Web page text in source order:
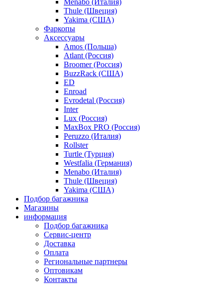
Menabo (Италия)
Thule (Швеция)
Yakima (США)
Фаркопы
Аксессуары
Amos (Польша)
Atlant (Россия)
Broomer (Россия)
BuzzRack (США)
ED
Enroad
Evrodetal (Россия)
Inter
Lux (Россия)
MaxBox PRO (Россия)
Peruzzo (Италия)
Rollster
Turtle (Турция)
Westfalia (Германия)
Menabo (Италия)
Thule (Швеция)
Yakima (США)
Подбор багажника
Магазины
информация
Подбор багажника
Сервис-центр
Доставка
Оплата
Региональные партнеры
Оптовикам
Контакты